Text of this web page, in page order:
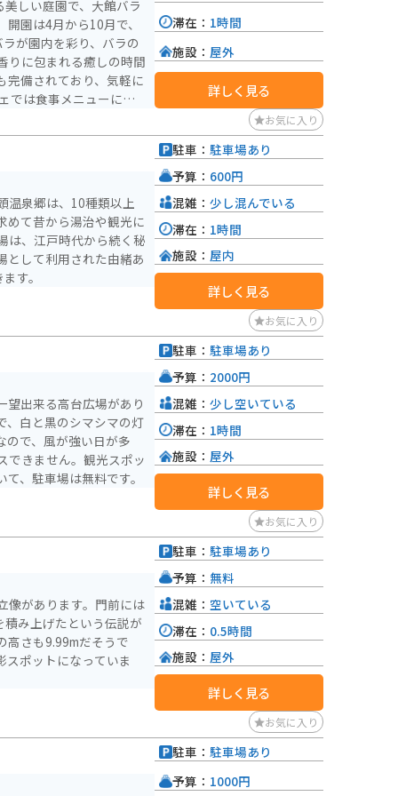
しい庭園で、大館バラ
園は4月から10月で、
が園内を彩り、バラの
りに包まれる癒しの時間
完備されており、気軽に
あり、合わせて観光する
滞在： 1時間
施設： 屋外
詳しく見る
お気に入り
温泉郷は、10種類以上
めて昔から湯治や観光に
は、江戸時代から続く秘
として利用された由緒あ
す。
駐車： 駐車場あり
予算： 600円
混雑： 少し混んでいる
滞在： 1時間
施設： 屋内
詳しく見る
お気に入り
望出来る高台広場があり
、白と黒のシマシマの灯
ので、風が強い日が多
できません。観光スポッ
、駐車場は無料です。
駐車： 駐車場あり
予算： 2000円
混雑： 少し空いている
滞在： 1時間
施設： 屋外
詳しく見る
お気に入り
像があります。門前には
み上げたという伝説が
高さも9.99mだそうで
スポットになっていま
駐車： 駐車場あり
予算： 無料
混雑： 空いている
滞在： 0.5時間
施設： 屋外
詳しく見る
お気に入り
駐車： 駐車場あり
予算： 1000円